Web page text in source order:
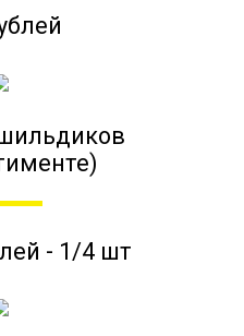
- 1/4 шт